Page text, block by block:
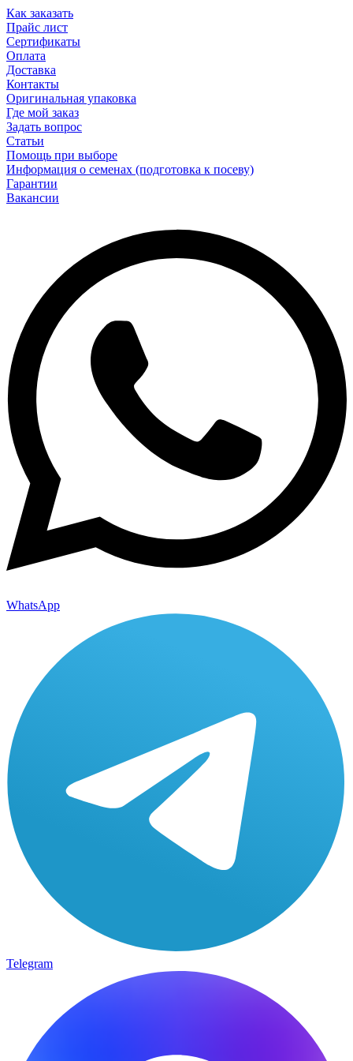
Как заказать
Прайс лист
Сертификаты
Оплата
Доставка
Контакты
Оригинальная упаковка
Где мой заказ
Задать вопрос
Статьи
Помощь при выборе
Информация о семенах (подготовка к посеву)
Гарантии
Вакансии
WhatsApp
Telegram